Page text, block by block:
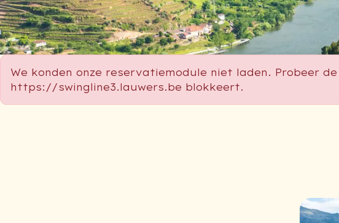
We konden onze reservatiemodule niet laden. Probeer
https://swingline3.lauwers.be blokkeert.